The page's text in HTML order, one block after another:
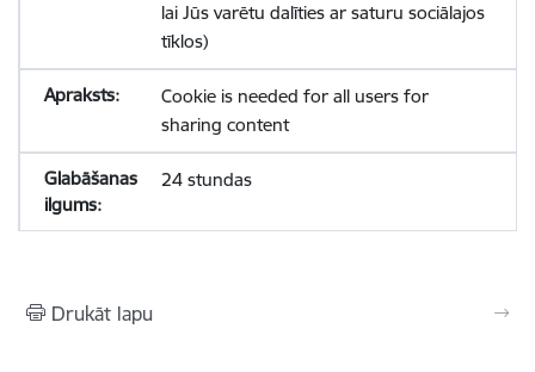
lai Jūs varētu dalīties ar saturu sociālajos
tīklos)
Cookie is needed for all users for
sharing content
24 stundas
Drukāt lapu